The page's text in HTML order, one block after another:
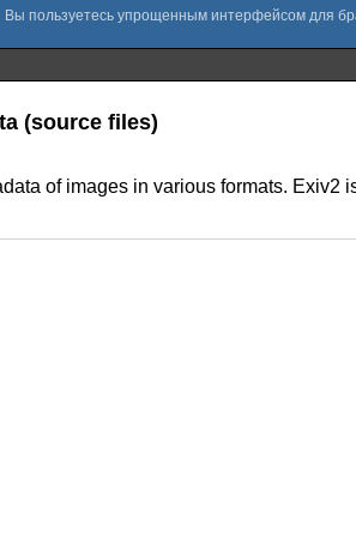
(source files)
of images in various formats. Exiv2